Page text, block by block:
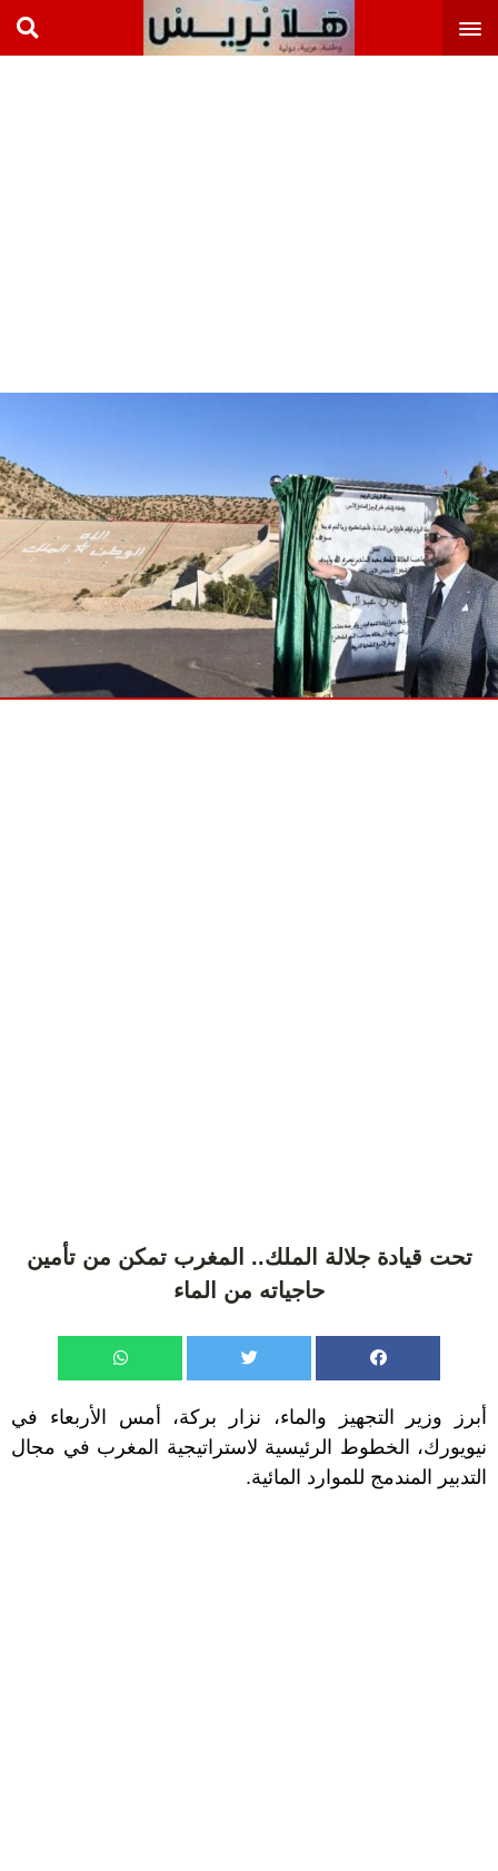
تحت قيادة جلالة الملك.. المغرب تمكن من تأمين
حاجياته من الماء
أبرز وزير التجهيز والماء، نزار بركة، أمس الأربعاء في
نيويورك، الخطوط الرئيسية لاستراتيجية المغرب في مجال
التدبير المندمج للموارد المائية.